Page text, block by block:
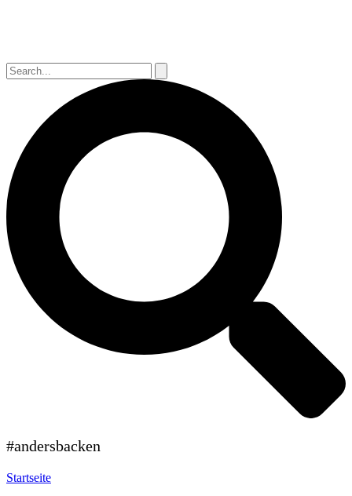
Suchen
nach:
#andersbacken
Startseite